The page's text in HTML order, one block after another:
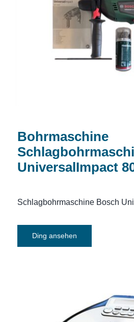
Bohrmaschine
Bosch
Bohrmaschine
UniversalImpact
Schlagbohrmaschine Bosch
Ding ansehen